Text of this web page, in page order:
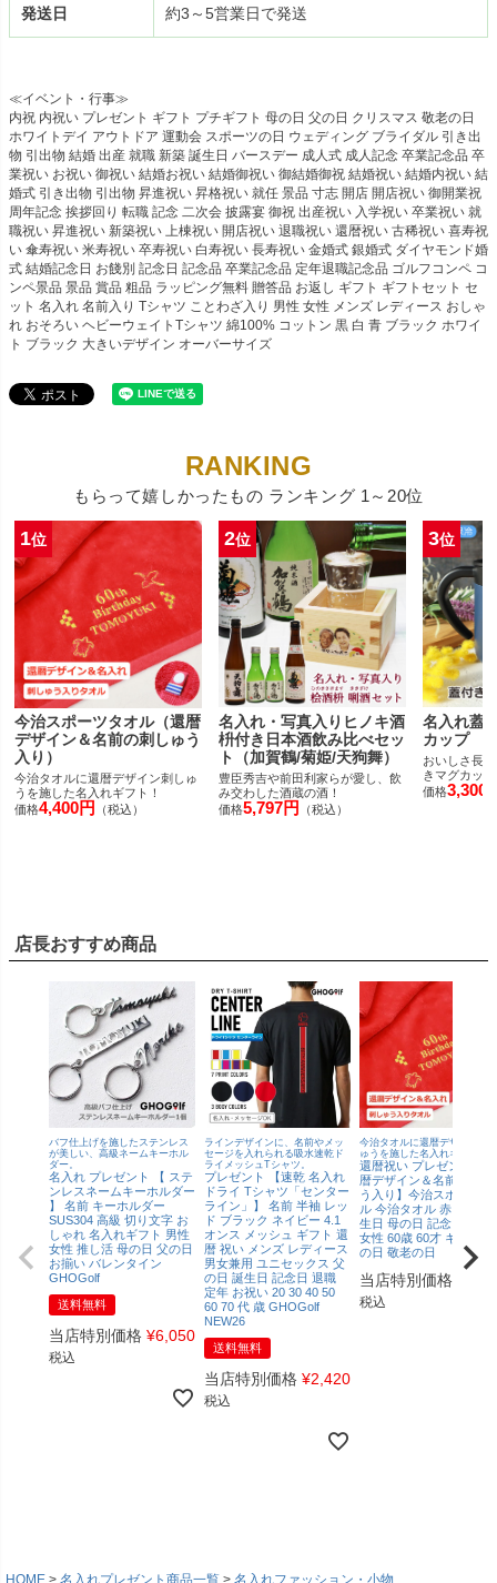
発送日 約3～5営業日で発送
≪イベント・行事≫
内祝 内祝い プレゼント ギフト プチギフト 母の日 父の日 クリスマス 敬老の日
ホワイトデイ アウトドア 運動会 スポーツの日 ウェディング ブライダル 引き出
物 引出物 結婚 出産 就職 新築 誕生日 バースデー 成人式 成人記念 卒業記念品 卒
業祝い お祝い 御祝い 結婚お祝い 結婚御祝い 御結婚御祝 結婚祝い 結婚内祝い 結
婚式 引き出物 引出物 昇進祝い 昇格祝い 就任 景品 寸志 開店 開店祝い 御開業祝
周年記念 挨拶回り 転職 記念 二次会 披露宴 御祝 出産祝い 入学祝い 卒業祝い 就
職祝い 昇進祝い 新築祝い 上棟祝い 開店祝い 退職祝い 還暦祝い 古稀祝い 喜寿祝
い 傘寿祝い 米寿祝い 卒寿祝い 白寿祝い 長寿祝い 金婚式 銀婚式 ダイヤモンド婚
式 結婚記念日 お餞別 記念日 記念品 卒業記念品 定年退職記念品 ゴルフコンペ コ
ンペ景品 景品 賞品 粗品 ラッピング無料 贈答品 お返し ギフト ギフトセット セ
ット 名入れ 名前入り Tシャツ ことわざ入り 男性 女性 メンズ レディース おしゃ
れ おそろい ヘビーウェイトTシャツ 綿100% コットン 黒 白 青 ブラック ホワイ
ト ブラック 大きいデザイン オーバーサイズ
もらって嬉しかったもの ランキング 1～20位
1位
今治スポーツタオル（還暦
デザイン＆名前の刺しゅう
入り）
今治タオルに還暦デザイン刺しゅ
うを施した名入れギフト！
価格4,400円 （税込）
2位
名入れ・写真入りヒノキ酒
枡付き日本酒飲み比べセッ
ト（加賀鶴/菊姫/天狗舞）
豊臣秀吉や前田利家らが愛し、飲
み交わした酒蔵の酒！
価格5,797円 （税込）
3位
名入れ蓋
カップ
おいしさ長
きマグカップ
価格3,300
店長おすすめ商品
バフ仕上げを施したステンレス
が美しい、高級ネームキーホル
ダー。
名入れ プレゼント 【 ステ
ンレスネームキーホルダー
】 名前 キーホルダー
SUS304 高級 切り文字 お
しゃれ 名入れギフト 男性
女性 推し活 母の日 父の日
お揃い バレンタイン
GHOGolf
送料無料
当店特別価格 ¥6,050
税込
ラインデザインに、名前やメッ
セージを入れられる吸水速乾ド
ライメッシュTシャツ。
プレゼント 【速乾 名入れ
ドライ Tシャツ「センター
ライン」】 名前 半袖 レッ
ド ブラック ネイビー 4.1
オンス メッシュ ギフト 還
暦 祝い メンズ レディース
男女兼用 ユニセックス 父
の日 誕生日 記念日 退職
定年 お祝い 20 30 40 50
60 70 代 歳 GHOGolf
NEW26
送料無料
当店特別価格 ¥2,420
税込
今治タオルに還暦デザイン刺
ゅうを施した名入れギフト！
還暦祝い プレゼント【還
暦デザイン＆名前の刺し
う入り】今治スポーツタ
ル 今治タオル 赤タオル
生日 母の日 記念日 男性
女性 60歳 60才 ギフト 父
の日 敬老の日
当店特別価格
税込